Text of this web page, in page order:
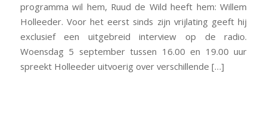
programma wil hem, Ruud de Wild heeft hem: Willem
Holleeder. Voor het eerst sinds zijn vrijlating geeft hij
exclusief een uitgebreid interview op de radio.
Woensdag 5 september tussen 16.00 en 19.00 uur
spreekt Holleeder uitvoerig over verschillende […]